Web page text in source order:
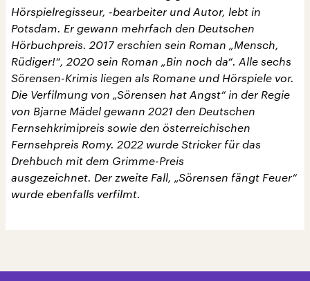
Hörspielregisseur, -bearbeiter und Autor, lebt in
Potsdam. Er gewann mehrfach den Deutschen
Hörbuchpreis. 2017 erschien sein Roman „Mensch,
Rüdiger!“, 2020 sein Roman „Bin noch da“. Alle sechs
Sörensen-Krimis liegen als Romane und Hörspiele vor.
Die Verfilmung von „Sörensen hat Angst“ in der Regie
von Bjarne Mädel gewann 2021 den Deutschen
Fernsehkrimipreis sowie den österreichischen
Fernsehpreis Romy. 2022 wurde Stricker für das
Drehbuch mit dem Grimme-Preis
ausgezeichnet. Der zweite Fall, „Sörensen fängt Feuer“
wurde ebenfalls verfilmt.